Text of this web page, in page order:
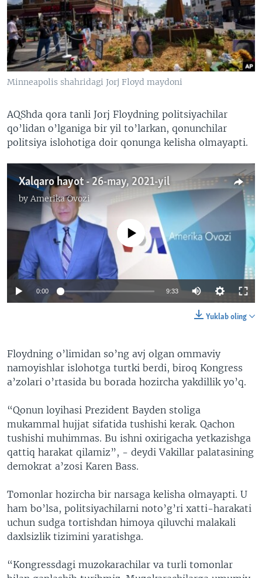
VIDEO
XABARLAR SURATLARDA
ODNOKLASSNIKI
TELEGRAM
TWITTER
SOUNDCLOUD
VOA
Minneapolis shahridagi Jorj Floyd maydoni
AQShda qora tanli Jorj Floydning politsiyachilar
qo’lidan o’lganiga bir yil to’larkan, qonunchilar
politsiya islohotiga doir qonunga kelisha olmayapti.
Xalqaro hayot - 26-may, 2021-yil
by Amerika Ovozi
No media source currently available
0:00 9:33
Yuklab oling
Floydning o’limidan so’ng avj olgan ommaviy
namoyishlar islohotga turtki berdi, biroq Kongress
a’zolari o’rtasida bu borada hozircha yakdillik yo’q.
“Qonun loyihasi Prezident Bayden stoliga
mukammal hujjat sifatida tushishi kerak. Qachon
tushishi muhimmas. Bu ishni oxirigacha yetkazishga
qattiq harakat qilamiz”, - deydi Vakillar palatasining
demokrat a’zosi Karen Bass.
Tomonlar hozircha bir narsaga kelisha olmayapti. U
ham bo’lsa, politsiyachilarni noto’g’ri xatti-harakati
uchun sudga tortishdan himoya qiluvchi malakali
daxlsizlik tizimini yaratishga.
“Kongressdagi muzokarachilar va turli tomonlar